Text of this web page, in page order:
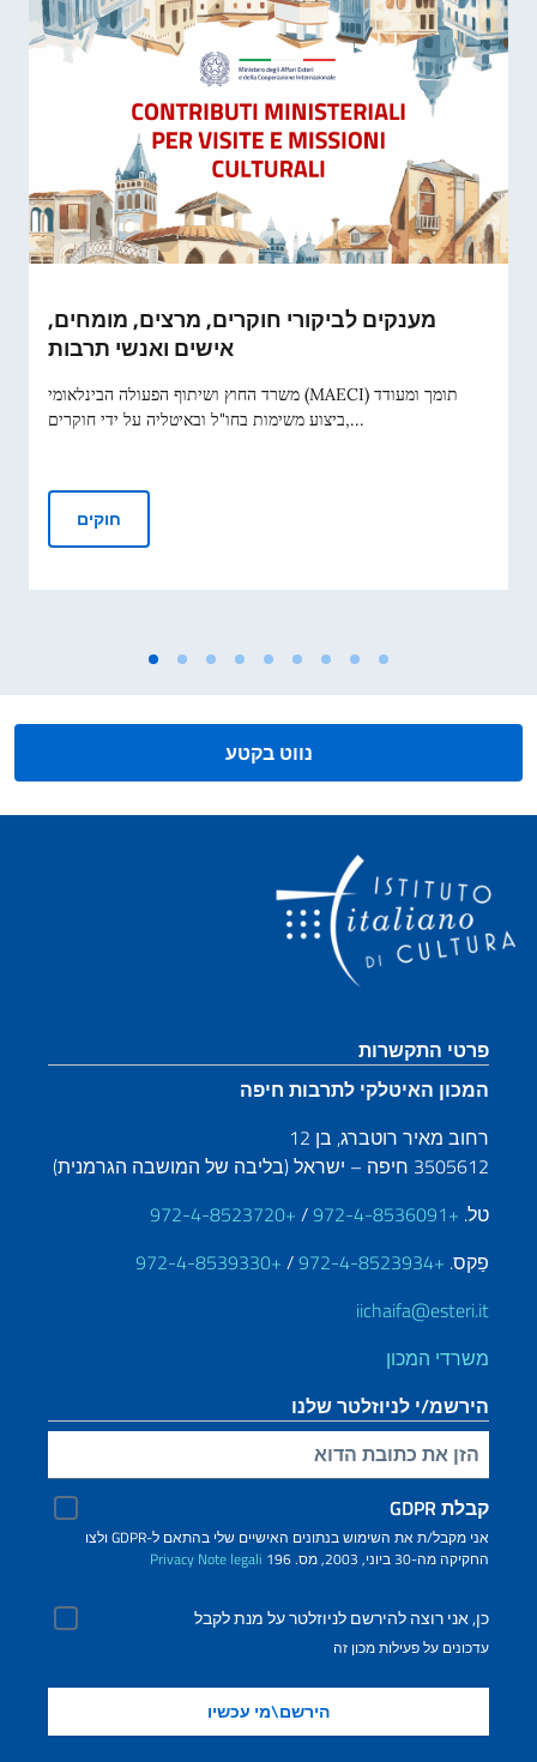
מענקים לביקורי חוקרים, מרצים, מומחים,
אישים ואנשי תרבות
משרד החוץ ושיתוף הפעולה הבינלאומי (MAECI) תומך ומעודד
ביצוע משימות בחו"ל ובאיטליה על ידי חוקרים,...
חוקים
נווט בקטע
קטע כותרת תחתונה
פרטי התקשרות
המכון האיטלקי לתרבות חיפה
רחוב מאיר רוטברג, בן 12
3505612 חיפה – ישראל (בליבה של המושבה הגרמנית)
טל. +972-4-8536091
/
+972-4-8523720
פַקס. +972-4-8523934
/
+972-4-8539330
iichaifa@esteri.it
משרדי המכון
הירשמ/י לניוזלטר שלנו
הזינ/י את כתובת הדוא"ל שלך
קבלת GDPR
אני מקבל/ת את השימוש בנתונים האישיים שלי בהתאם ל-GDPR ולצו
החקיקה מה-30 ביוני, 2003, מס. 196
Privacy Note legali
כן, אני רוצה להירשם לניוזלטר על מנת לקבל
עדכונים על פעילות מכון זה